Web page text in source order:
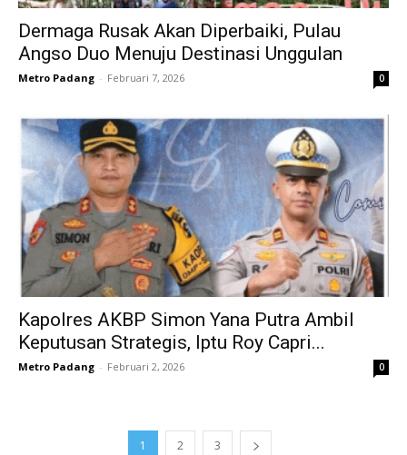
Dermaga Rusak Akan Diperbaiki, Pulau
Angso Duo Menuju Destinasi Unggulan
Metro Padang - Februari 7, 2026 0
Kapolres AKBP Simon Yana Putra Ambil
Keputusan Strategis, Iptu Roy Capri...
Metro Padang - Februari 2, 2026 0
1 2 3